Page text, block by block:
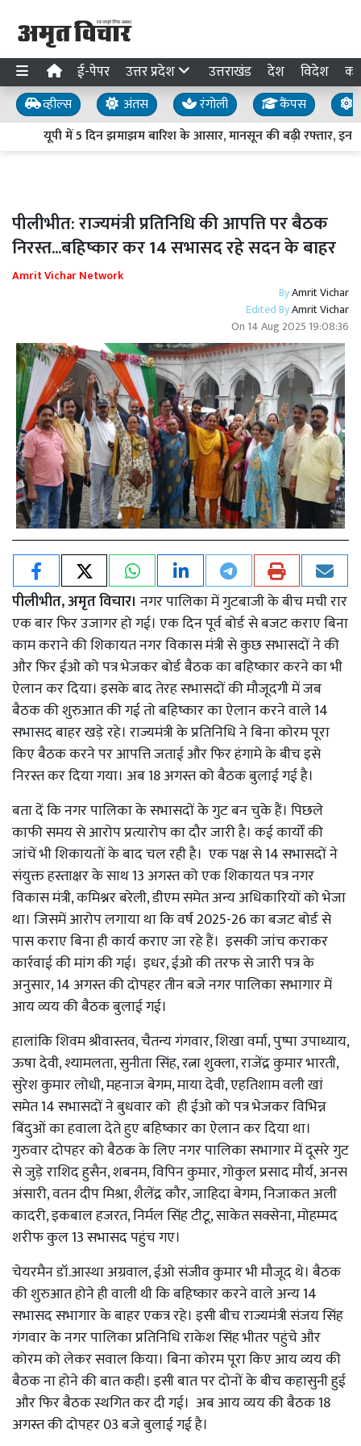
ई-पेपर उत्तर प्रदेश उत्तराखंड देश विदेश
व्हील्स अंतस रंगोली कैंपस
यूपी में 5 दिन झमाझम बारिश के आसार, मानसून की बढ़ी रफ्तार, इन
पीलीभीत: राज्यमंत्री प्रतिनिधि की आपत्ति पर बैठक
निरस्त...बहिष्कार कर 14 सभासद रहे सदन के बाहर
Amrit Vichar Network
ByAmrit Vichar
Edited ByAmrit Vichar
On 14 Aug 2025 19:08:36
पीलीभीत, अमृत विचार। नगर पालिका में गुटबाजी के बीच मची रार
एक बार फिर उजागर हो गई। एक दिन पूर्व बोर्ड से बजट कराए बिना
काम कराने की शिकायत नगर विकास मंत्री से कुछ सभासदों ने की
और फिर ईओ को पत्र भेजकर बोर्ड बैठक का बहिष्कार करने का भी
ऐलान कर दिया। इसके बाद तेरह सभासदों की मौजूदगी में जब
बैठक की शुरुआत की गई तो बहिष्कार का ऐलान करने वाले 14
सभासद बाहर खड़े रहे। राज्यमंत्री के प्रतिनिधि ने बिना कोरम पूरा
किए बैठक करने पर आपत्ति जताई और फिर हंगामे के बीच इसे
निरस्त कर दिया गया। अब 18 अगस्त को बैठक बुलाई गई है।
बता दें कि नगर पालिका के सभासदों के गुट बन चुके हैं। पिछले
काफी समय से आरोप प्रत्यारोप का दौर जारी है। कई कार्यों की
जांचें भी शिकायतों के बाद चल रही है। एक पक्ष से 14 सभासदों ने
संयुक्त हस्ताक्षर के साथ 13 अगस्त को एक शिकायत पत्र नगर
विकास मंत्री, कमिश्नर बरेली, डीएम समेत अन्य अधिकारियों को भेजा
था। जिसमें आरोप लगाया था कि वर्ष 2025-26 का बजट बोर्ड से
पास कराए बिना ही कार्य कराए जा रहे हैं। इसकी जांच कराकर
कार्रवाई की मांग की गई। इधर, ईओ की तरफ से जारी पत्र के
अनुसार, 14 अगस्त की दोपहर तीन बजे नगर पालिका सभागार में
आय व्यय की बैठक बुलाई गई।
हालांकि शिवम श्रीवास्तव, चैतन्य गंगवार, शिखा वर्मा, पुष्पा उपाध्याय,
ऊषा देवी, श्यामलता, सुनीता सिंह, रत्ना शुक्ला, राजेंद्र कुमार भारती,
सुरेश कुमार लोधी, महनाज बेगम, माया देवी, एहतिशाम वली खां
समेत 14 सभासदों ने बुधवार को ही ईओ को पत्र भेजकर विभिन्न
बिंदुओं का हवाला देते हुए बहिष्कार का ऐलान कर दिया था।
गुरुवार दोपहर को बैठक के लिए नगर पालिका सभागार में दूसरे गुट
से जुड़े राशिद हुसैन, शबनम, विपिन कुमार, गोकुल प्रसाद मौर्य, अनस
अंसारी, वतन दीप मिश्रा, शैलेंद्र कौर, जाहिदा बेगम, निजाकत अली
कादरी, इकबाल हजरत, निर्मल सिंह टीटू, साकेत सक्सेना, मोहम्मद
शरीफ कुल 13 सभासद पहुंच गए।
चेयरमैन डॉ.आस्था अग्रवाल, ईओ संजीव कुमार भी मौजूद थे। बैठक
की शुरुआत होने ही वाली थी कि बहिष्कार करने वाले अन्य 14
सभासद सभागार के बाहर एकत्र रहे। इसी बीच राज्यमंत्री संजय सिंह
गंगवार के नगर पालिका प्रतिनिधि राकेश सिंह भीतर पहुंचे और
कोरम को लेकर सवाल किया। बिना कोरम पूरा किए आय व्यय की
बैठक ना होने की बात कही। इसी बात पर दोनों के बीच कहासुनी हुई
और फिर बैठक स्थगित कर दी गई। अब आय व्यय की बैठक 18
अगस्त की दोपहर 03 बजे बुलाई गई है।